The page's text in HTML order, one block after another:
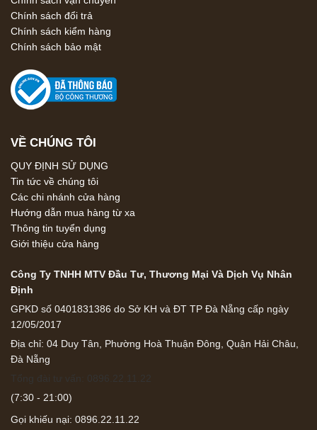
Chính sách đổi trả
Chính sách kiểm hàng
Chính sách bảo mật
VỀ CHÚNG TÔI
QUY ĐỊNH SỬ DỤNG
Tin tức về chúng tôi
Các chi nhánh cửa hàng
Hướng dẫn mua hàng từ xa
Thông tin tuyển dụng
Giới thiệu cửa hàng
Công Ty TNHH MTV Đầu Tư, Thương Mại Và Dịch Vụ Nhân
Định
GPKD số 0401831386 do Sở KH và ĐT TP Đà Nẵng cấp ngày
12/05/2017
Địa chỉ: 04 Duy Tân, Phường Hoà Thuận Đông, Quận Hải Châu,
Đà Nẵng
Tổng đài tư vấn: 0896.22.11.22
(7:30 - 21:00)
Gọi khiếu nại: 0896.22.11.22